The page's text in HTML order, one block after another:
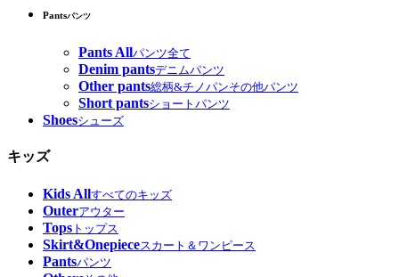
Pantsパンツ
Pants Allパンツ全て
Denim pantsデニムパンツ
Other pants総柄&チノパンその他パンツ
Short pantsショートパンツ
Shoesシューズ
キッズ
Kids Allすべてのキッズ
Outerアウター
Tops トップス
Skirt&Onepieceスカート＆ワンピース
Pantsパンツ